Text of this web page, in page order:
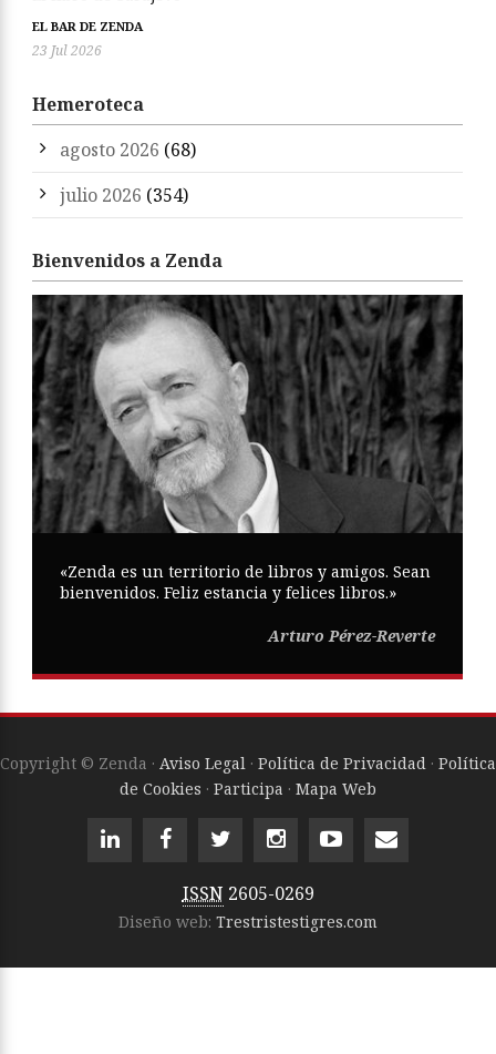
EL BAR DE ZENDA
23 Jul 2026
Hemeroteca
agosto 2026 (68)
julio 2026 (354)
Bienvenidos a Zenda
«Zenda es un territorio de libros y amigos. Sean
bienvenidos. Feliz estancia y felices libros.»
Arturo Pérez-Reverte
Copyright © Zenda · Aviso Legal · Política de Privacidad · Política
de Cookies · Participa · Mapa Web
ISSN 2605-0269
Diseño web: Trestristestigres.com